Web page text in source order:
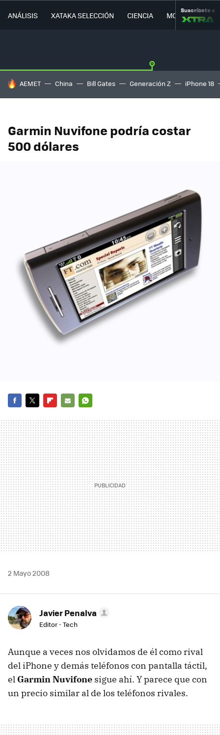
ANÁLISIS XATAKA SELECCIÓN CIENCIA MOVILIDAD
Suscríbete a
HOY SE HABLA DE
AEMET China Bill Gates Generación Z iPhone 18
Garmin Nuvifone podría costar
500 dólares
MAIL
2 Mayo 2008
Javier Penalva
Editor - Tech
Aunque a veces nos olvidamos de él como rival
del iPhone y demás teléfonos con pantalla táctil,
el Garmin Nuvifone sigue ahí. Y parece que con
un precio similar al de los teléfonos rivales.